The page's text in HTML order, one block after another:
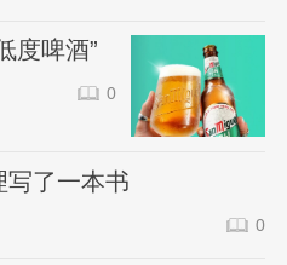
度啤酒”
0
写了一本书
0